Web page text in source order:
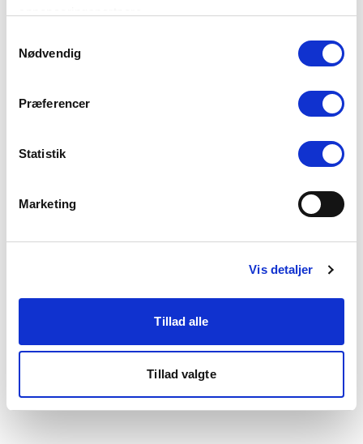
Du kan læse mere om vores brug af cookies under
"Detaljer" eller ved at klikke videre til vores Cookiepolitik,
Nødvendig
Præferencer
Statistik
Marketing
Vis detaljer
Tillad alle
Tillad valgte